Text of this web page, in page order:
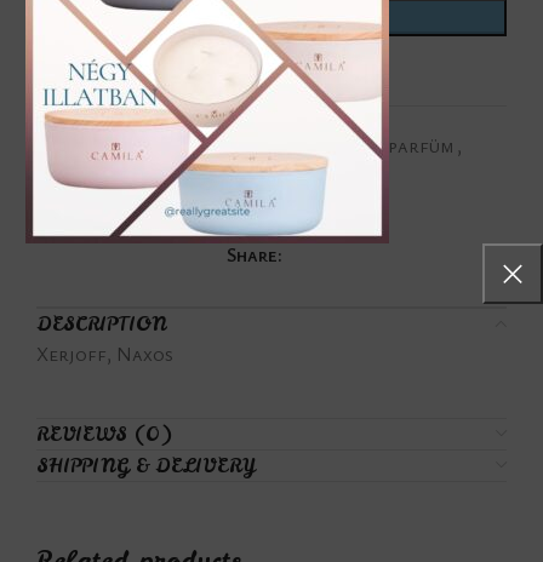
ADD TO CART
Add to wishlist
Categories: Luxus parfüm Összes parfüm ,
Unisex
Tags:Naxos
Xerjoff
Share:
DESCRIPTION
Xerjoff, Naxos
REVIEWS (0)
SHIPPING & DELIVERY